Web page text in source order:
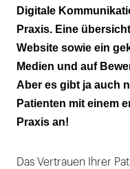
Der
So gelingt der
Die perfekte
Digitale
Praxis. Eine
Website sowie ein
Medien und auf
Aber es gibt ja auch
Patienten mit einem
Praxis an!
Das Vertrauen Ihrer